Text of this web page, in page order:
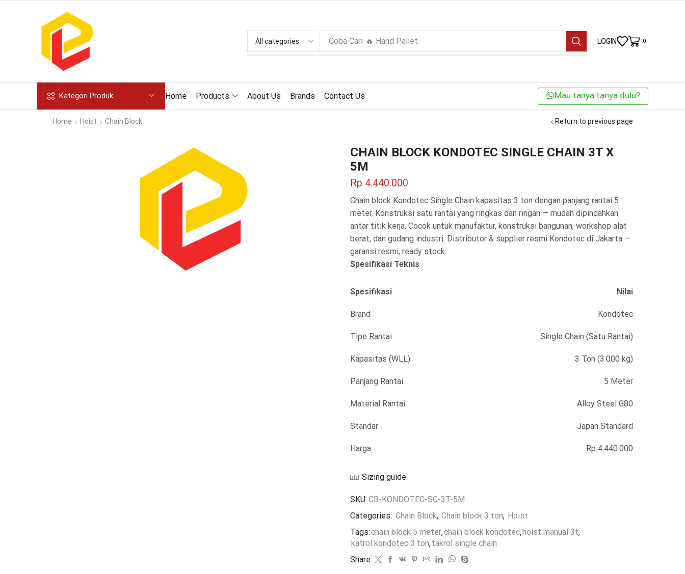
Coba Cari 🔥 Hand Pallet LOGIN 0
Kategori Produk Home Products About Us Brands Contact Us Mau tanya tanya dulu?
Home Hoist Chain Block Return to previous page
CHAIN BLOCK KONDOTEC SINGLE CHAIN 3T X
5M
Rp 4.440.000
Chain block Kondotec Single Chain kapasitas 3 ton dengan panjang rantai 5
meter. Konstruksi satu rantai yang ringkas dan ringan — mudah dipindahkan
antar titik kerja. Cocok untuk manufaktur, konstruksi bangunan, workshop alat
berat, dan gudang industri. Distributor & supplier resmi Kondotec di Jakarta —
garansi resmi, ready stock.
Spesifikasi Teknis
Spesifikasi Nilai
Brand Kondotec
Tipe Rantai Single Chain (Satu Rantai)
Kapasitas (WLL) 3 Ton (3.000 kg)
Panjang Rantai 5 Meter
Material Rantai Alloy Steel G80
Standar Japan Standard
Harga Rp 4.440.000
Sizing guide
SKU: CB-KONDOTEC-SC-3T-5M
Categories: Chain Block, Chain block 3 ton, Hoist
Tags:chain block 5 meter,chain block kondotec,hoist manual 3t,
katrol kondotec 3 ton,takrol single chain
Share: